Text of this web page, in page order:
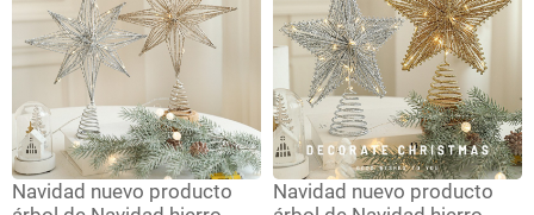
Navidad nuevo producto
Navidad nuevo producto